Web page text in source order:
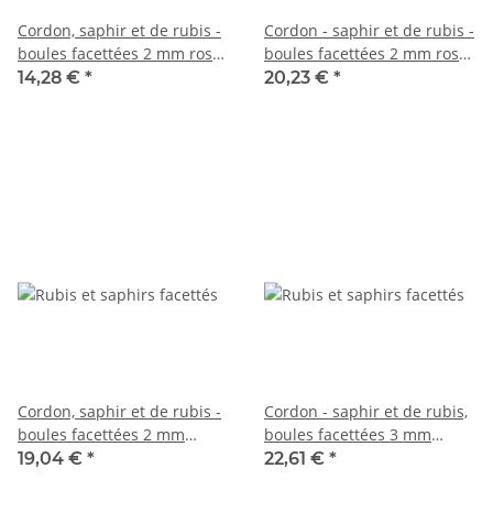
Cordon, saphir et de rubis -
boules facettées 2 mm rose
lilas, longueur 39 cm /7670
14,28 € *
Cordon - saphir et de rubis -
boules facettées 2 mm rose
violet, longueur 40 cm /1031
20,23 € *
Cordon, saphir et de rubis -
boules facettées 2 mm
rouge lilas, longueur 39 cm
19,04 € *
Cordon - saphir et de rubis,
boules facettées 3 mm
multicolore, 38,5 cm /5770
22,61 € *